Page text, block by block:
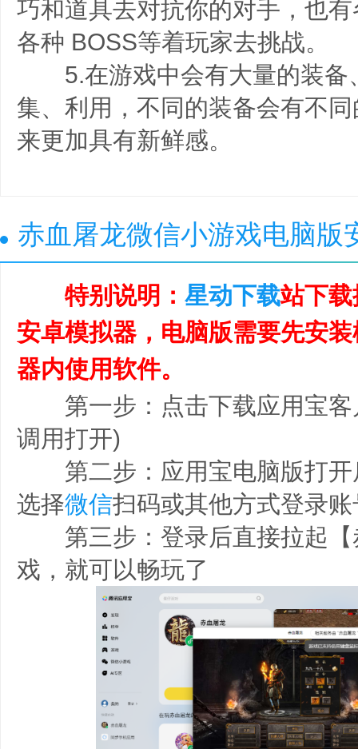
巧和道具去对抗你的对手，也
各种 BOSS等着玩家去挑战。
5.在游戏中会有大量的装备
集、利用，不同的装备会有不
来更加具有新鲜感。
赤血屠龙微信小游戏电脑版
特别说明： 星动下载站下
安卓模拟器，电脑版需要先安
器内使用软件。
第一步：点击下载应用宝客
调用打开)
第二步：应用宝电脑版打开
选择微信扫码或其他方式登录账
第三步：登录后直接拉起【
戏，就可以畅玩了